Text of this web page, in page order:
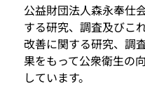
公益財団法人森永奉仕
する研究、調査及びこ
改善に関する研究、調
果をもって公衆衛生の
しています。